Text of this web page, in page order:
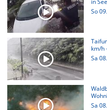
in
So
km/h
Sa
Sa